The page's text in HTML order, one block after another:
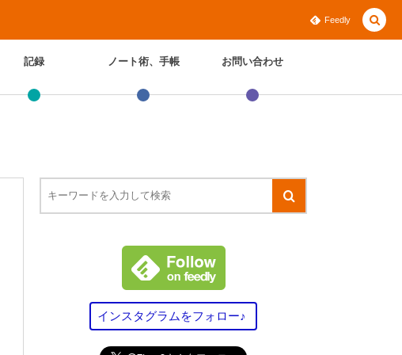
Feedly
記録 ノート術、手帳 お問い合わせ
インスタグラムをフォロー♪